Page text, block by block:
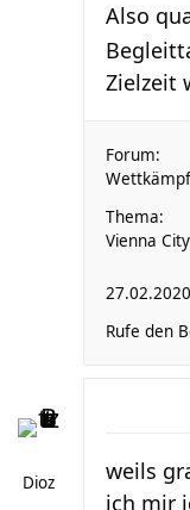
Also
Zielzeit
Forum:
Thema:
Vienna
Rufe den
Dioz
weils
ich mir